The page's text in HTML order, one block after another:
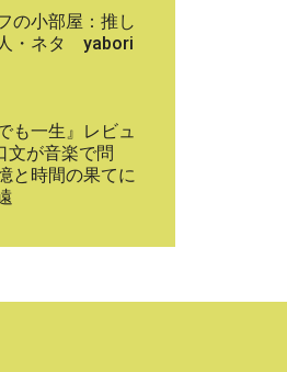
の小部屋：推し
・ネタ yabori
も一生』レビュ
文が音楽で問
と時間の果てに